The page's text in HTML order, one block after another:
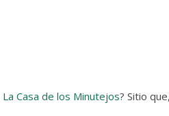
La Casa de los Minutejos? Sitio